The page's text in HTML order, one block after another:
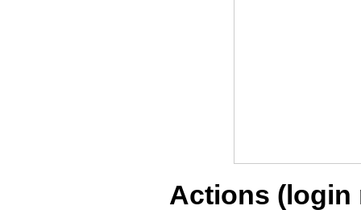
Actions (login